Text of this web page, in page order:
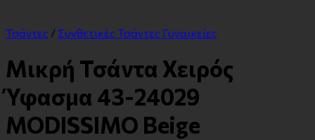
Τσάντες / Συνθετικές Τσάντες Γυναικείες
Μικρή Τσάντα Χειρός
Ύφασμα 43-24029
MODISSIMO Beige